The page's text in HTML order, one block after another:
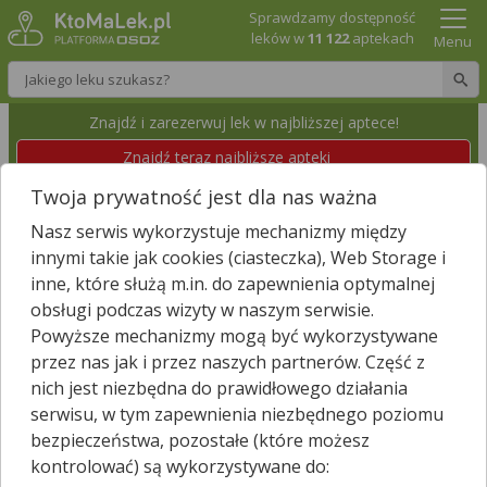
Wpisz nazwę leku
Sprawdzamy dostępność
leków w11 122aptekach Menu
Znajdź i zarezerwuj lek w najbliższej aptece!
Znajdź teraz najbliższe apteki
APTEKA "EUROFARM"
Opole, Chabrów 58 Id apteki: 530 006
Znajdź leki w okolicy i zarezerwuj
Zgłoś nieistniejącą aptekę
−
Twoja prywatność jest dla nas ważna
Nasz serwis wykorzystuje mechanizmy między
innymi takie jak cookies (ciasteczka), Web Storage i
inne, które służą m.in. do zapewnienia optymalnej
obsługi podczas wizyty w naszym serwisie.
Powyższe mechanizmy mogą być wykorzystywane
przez nas jak i przez naszych partnerów. Część z
nich jest niezbędna do prawidłowego działania
serwisu, w tym zapewnienia niezbędnego poziomu
bezpieczeństwa, pozostałe (które możesz
kontrolować) są wykorzystywane do: